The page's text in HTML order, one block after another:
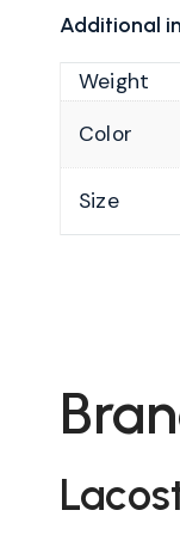
Additional
Weight
Color
Size